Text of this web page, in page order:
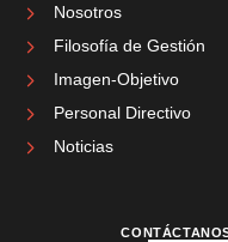
Nosotros
Filosofía de Gestión
Imagen-Objetivo
Personal Directivo
Noticias